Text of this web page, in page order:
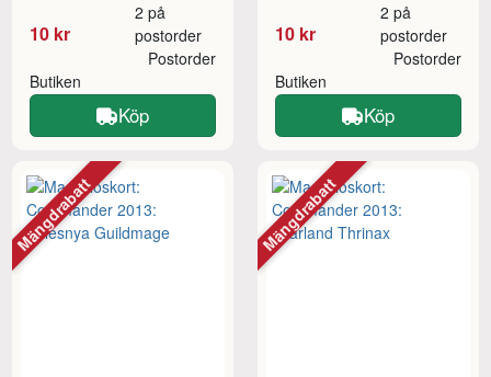
10 kr
2 på
postorder
Butiken
Postorder
Köp
10 kr
2 på
postorder
Butiken
Postorder
Köp
Mängdrabatt Mängdrabatt